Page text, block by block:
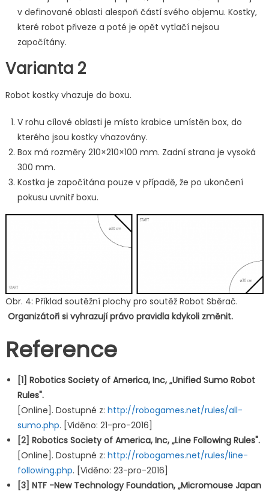
v definované oblasti alespoň částí svého objemu. Kostky,
které robot přiveze a poté je opět vytlačí nejsou
započítány.
Varianta 2
Robot kostky vhazuje do boxu.
V rohu cílové oblasti je místo krabice umístěn box, do
kterého jsou kostky vhazovány.
Box má rozměry 210×210×100 mm. Zadní strana je vysoká
300 mm.
Kostka je započítána pouze v případě, že po ukončení
pokusu uvnitř boxu.
Obr. 4: Příklad soutěžní plochy pro soutěž Robot Sběrač.
Organizátoři si vyhrazují právo pravidla kdykoli změnit.
Reference
[1] Robotics Society of America, Inc, „Unified Sumo Robot
Rules".
[Online]. Dostupné z: http://robogames.net/rules/all-
sumo.php. [Viděno: 21-pro-2016]
[2] Robotics Society of America, Inc, „Line Following Rules".
[Online]. Dostupné z: http://robogames.net/rules/line-
following.php. [Viděno: 23-pro-2016]
[3] NTF -New Technology Foundation, „Micromouse Japan